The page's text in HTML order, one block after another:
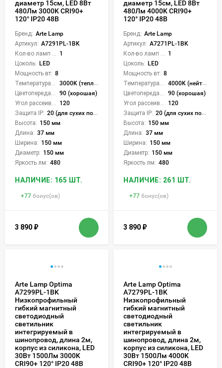
диаметр 15см, LED 8Вт
480Лм 3000K CRI90+
120° IP20 48В
Бренд: Arte Lamp
Артикул: A7291PL-1BK
1
Цоколь: LED
Мощность вт: 8
3000K (теплый)
90 (хорошая)
120
Защита IP: 20 (для сухих пом.)
Высота: 150 мм
Длина: 37 мм
Ширина: 150 мм
Диаметр: 150 мм
Яркость лм: 480
НАЛИЧИЕ: 165 ШТ.
+77 бонус(ов)
3 890 ₽
диаметр 15см, LED 8Вт
480Лм 4000K CRI90+
120° IP20 48В
Бренд: Arte Lamp
Артикул: A7271PL-1BK
1
Цоколь: LED
Мощность вт: 8
4000K (нейтральный)
90 (хорошая)
120
Защита IP: 20 (для сухих пом.)
Высота: 150 мм
Длина: 37 мм
Ширина: 150 мм
Диаметр: 150 мм
Яркость лм: 480
НАЛИЧИЕ: 261 ШТ.
+77 бонус(ов)
3 890 ₽
Arte Lamp Optima
A7299PL-1BK
Низкопрофильный
гибкий магнитный
светодиодный
светильник
интегрируемый в
шинопровод, длина 2м,
корпус из силикона, LED
30Вт 1500Лм 3000K
CRI90+ 120° IP20 48В
Arte Lamp Optima
A7279PL-1BK
Низкопрофильный
гибкий магнитный
светодиодный
светильник
интегрируемый в
шинопровод, длина 2м,
корпус из силикона, LED
30Вт 1500Лм 4000K
CRI90+ 120° IP20 48В